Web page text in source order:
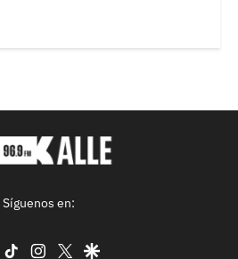
Síguenos en:
facebook
tiktok instagram
twittergoogle